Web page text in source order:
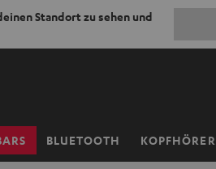
Standort zu sehen und
BLUETOOTH KOPFHÖRER